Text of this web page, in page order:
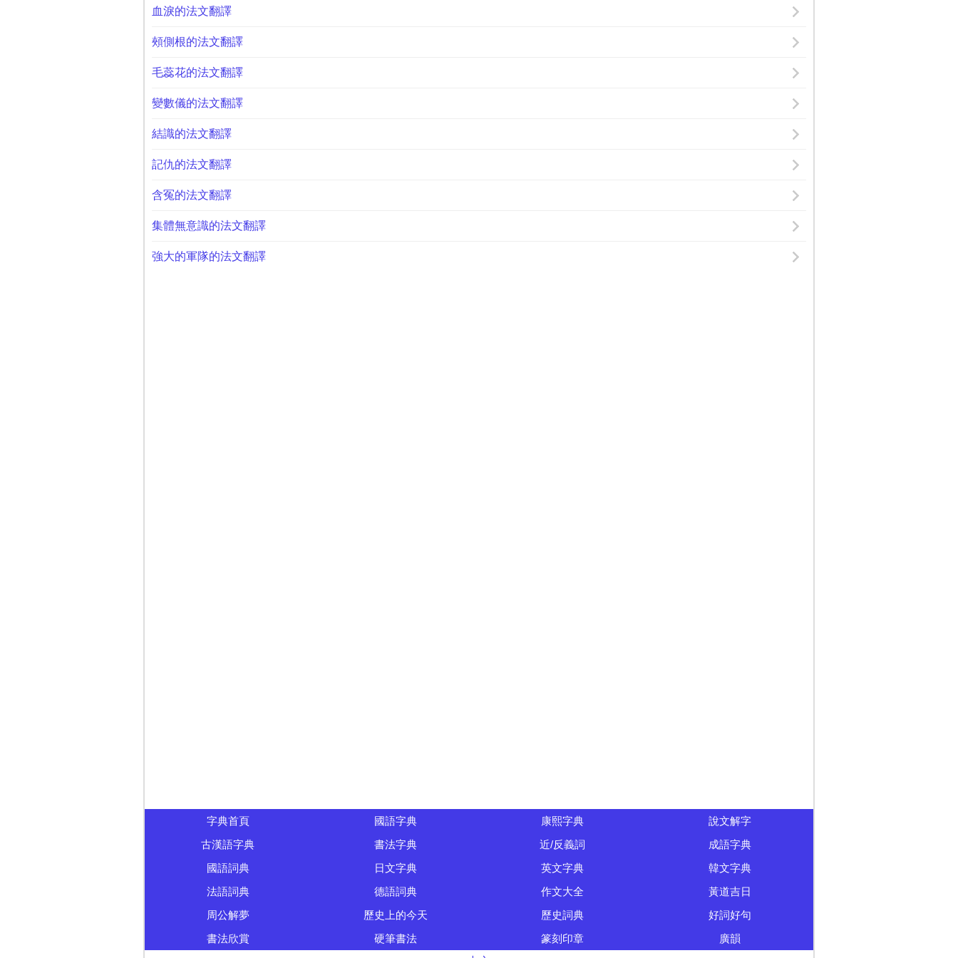
血淚的法文翻譯
頰側根的法文翻譯
毛蕊花的法文翻譯
變數儀的法文翻譯
結識的法文翻譯
記仇的法文翻譯
含冤的法文翻譯
集體無意識的法文翻譯
強大的軍隊的法文翻譯
字典首頁 國語字典 康熙字典
說文解字
古漢語字典
書法字典 近/反義詞
成語字典
國語詞典
日文字典 英文字典
韓文字典
法語詞典
德語詞典 作文大全
黃道吉日
周公解夢
歷史上的今天 歷史詞典
好詞好句
書法欣賞
硬筆書法 篆刻印章
廣韻